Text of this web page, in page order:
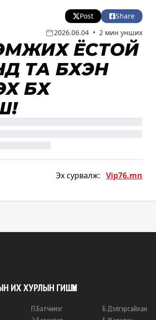
Post
Share
2026.06.04 • 2 мин унших
ЁСТОЙ
ТА БҮХЭН
БҮХ
Эх сурвалж: Vip76.mn
ИХ ХУРЛЫН ГИШҮҮН
П.Батчимэг
Б.Дэлгэрсайхан